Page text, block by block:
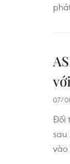
07/
Đối
sau